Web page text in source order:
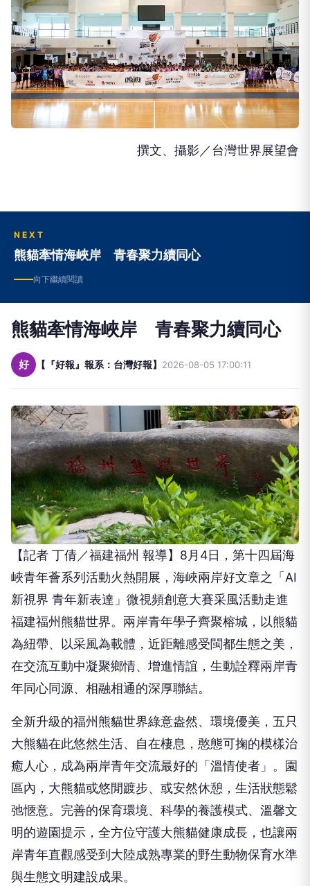
撰文、攝影／台灣世界展望會
熊貓牽情海峽岸 青春聚力續同心
向下繼續閱讀
熊貓牽情海峽岸 青春聚力續同心
好 【『好報』報系：台灣好報】2026-08-05 17:00:11
【記者 丁倩／福建福州 報導】8月4日，第十四屆海
峽青年薈系列活動火熱開展，海峽兩岸好文章之「AI
新視界 青年新表達」微視頻創意大賽采風活動走進
福建福州熊貓世界。兩岸青年學子齊聚榕城，以熊貓
為紐帶、以采風為載體，近距離感受閩都生態之美，
在交流互動中凝聚鄉情、增進情誼，生動詮釋兩岸青
年同心同源、相融相通的深厚聯結。
全新升級的福州熊貓世界綠意盎然、環境優美，五只
大熊貓在此悠然生活、自在棲息，憨態可掬的模樣治
癒人心，成為兩岸青年交流最好的「溫情使者」。園
區內，大熊貓或悠閒踱步、或安然休憩，生活狀態鬆
弛愜意。完善的保育環境、科學的養護模式、溫馨文
明的遊園提示，全方位守護大熊貓健康成長，也讓兩
岸青年直觀感受到大陸成熟專業的野生動物保育水準
與生態文明建設成果。